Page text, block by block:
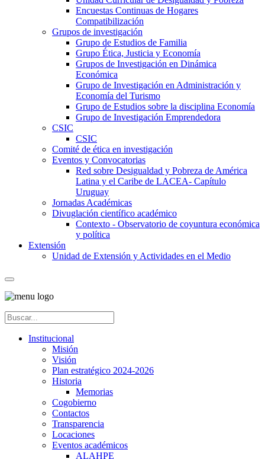
Encuestas Continuas de Hogares
Compatibilización
Grupos de investigación
Grupo de Estudios de Familia
Grupo Ética, Justicia y Economía
Grupos de Investigación en Dinámica
Económica
Grupo de Investigación en Administración y
Economía del Turismo
Grupo de Estudios sobre la disciplina Economía
Grupo de Investigación Emprendedora
CSIC
CSIC
Comité de ética en investigación
Eventos y Convocatorias
Red sobre Desigualdad y Pobreza de América
Latina y el Caribe de LACEA- Capítulo
Uruguay
Jornadas Académicas
Divuglación científico académico
Contexto - Observatorio de coyuntura económica
y política
Extensión
Unidad de Extensión y Actividades en el Medio
Institucional
Misión
Visión
Plan estratégico 2024-2026
Historia
Memorias
Cogobierno
Contactos
Transparencia
Locaciones
Eventos académicos
ALAHPE